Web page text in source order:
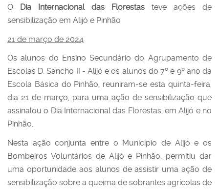
O Dia Internacional das Florestas teve ações de
sensibilização em Alijó e Pinhão
21 de março de 2024
Os alunos do Ensino Secundário do Agrupamento de
Escolas D. Sancho II - Alijó e os alunos do 7º e 9º ano da
Escola Básica do Pinhão, reuniram-se esta quinta-feira,
dia 21 de março, para uma ação de sensibilização que
assinalou o Dia Internacional das Florestas, em Alijó e no
Pinhão.
Nesta ação conjunta entre o Município de Alijó e os
Bombeiros Voluntários de Alijó e Pinhão, permitiu dar
uma oportunidade aos alunos de assistir uma ação de
sensibilização sobre a queima de sobrantes agrícolas de